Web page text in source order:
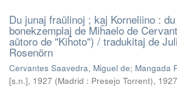
Du junaj fraŭlinoj ; kaj Korneliino :
bonekzemplaj de Miĥaelo de
aŭtoro de "Kiĥoto") / tradukitaj de
Rosenörn
Cervantes Saavedra, Miguel de; Mangada
[s.n.], 1927 (Madrid : Presejo Torrent), 1927